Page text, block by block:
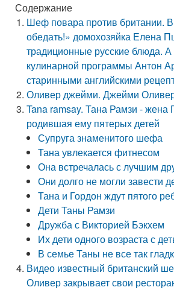
Содержание
Шеф повара против британии.
обедать!» домохозяйка Елена
традиционные русские блюда.
кулинарной программы Антон
старинными английскими
Оливер джейми. Джейми
Tana ramsay. Тана Рамзи - жена
родившая ему пятерых детей
Супруга знаменитого шефа
Тана увлекается фитнесом
Она встречалась с лучшим
Они долго не могли завести
Тана и Гордон ждут пятого
Дети Таны Рамзи
Дружба с Викторией Бэкхем
Их дети одного возраста с
В семье Таны не все так
Видео известный британский
Оливер закрывает свои